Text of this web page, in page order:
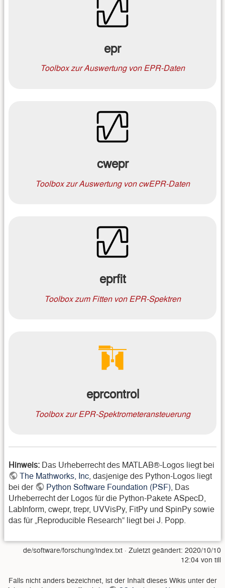
epr
Toolbox zur Auswertung von EPR-Daten
cwepr
Toolbox zur Auswertung von cwEPR-Daten
eprfit
Toolbox zum Fitten von EPR-Spektren
eprcontrol
Toolbox zur EPR-Spektrometeransteuerung
Hinweis: Das Urheberrecht des MATLAB®-Logos liegt bei
The Mathworks, Inc, dasjenige des Python-Logos liegt
bei der
Python Software Foundation (PSF), Das
Urheberrecht der Logos für die Python-Pakete ASpecD,
LabInform, cwepr, trepr, UVVisPy, FitPy und SpinPy sowie
das für „Reproducible Research“ liegt bei J. Popp.
de/software/forschung/index.txt · Zuletzt geändert: 2020/10/10
12:04 von till
Falls nicht anders bezeichnet, ist der Inhalt dieses Wikis unter der